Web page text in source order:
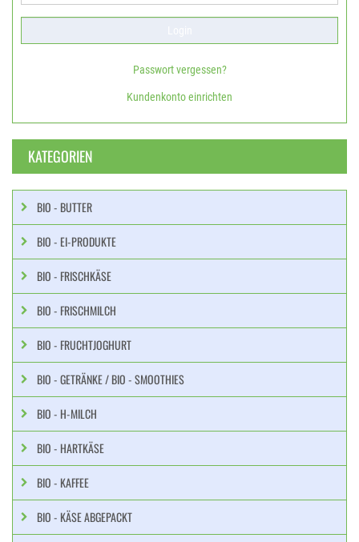
Passwort vergessen?
Kundenkonto einrichten
KATEGORIEN
BIO - BUTTER
BIO - EI-PRODUKTE
BIO - FRISCHKÄSE
BIO - FRISCHMILCH
BIO - FRUCHTJOGHURT
BIO - GETRÄNKE / BIO - SMOOTHIES
BIO - H-MILCH
BIO - HARTKÄSE
BIO - KAFFEE
BIO - KÄSE ABGEPACKT